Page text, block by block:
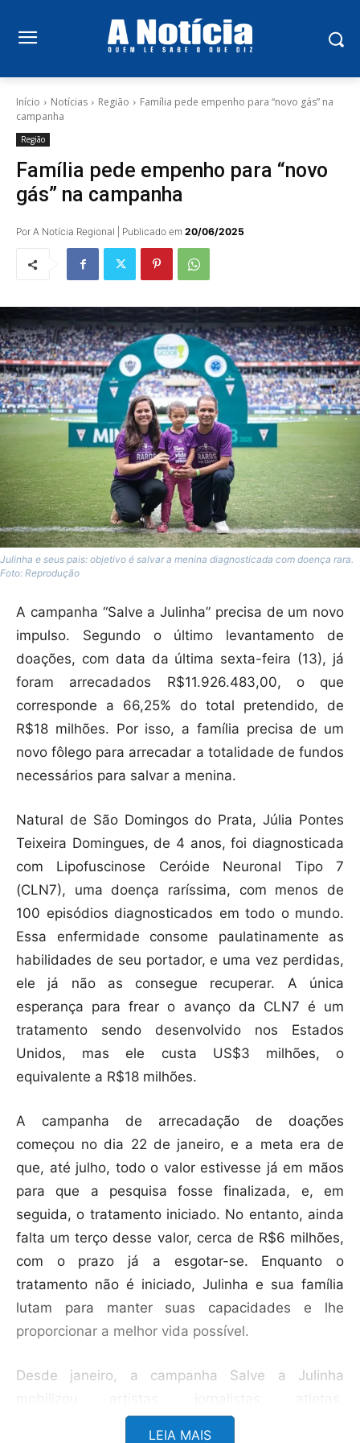
Início Notícias Região
Família pede empenho para “novo gás” na
campanha
Região
Família pede empenho para “novo
gás” na campanha
Por A Notícia Regional | Publicado em 20/06/2025
Julinha e seus pais: objetivo é salvar a menina diagnosticada com doença rara.
Foto: Reprodução
A campanha “Salve a Julinha” precisa de um novo
impulso. Segundo o último levantamento de
doações, com data da última sexta-feira (13), já
foram arrecadados R$11.926.483,00, o que
corresponde a 66,25% do total pretendido, de
R$18 milhões. Por isso, a família precisa de um
novo fôlego para arrecadar a totalidade de fundos
necessários para salvar a menina.
Natural de São Domingos do Prata, Júlia Pontes
Teixeira Domingues, de 4 anos, foi diagnosticada
com Lipofuscinose Ceróide Neuronal Tipo 7
(CLN7), uma doença raríssima, com menos de
100 episódios diagnosticados em todo o mundo.
Essa enfermidade consome paulatinamente as
habilidades de seu portador, e uma vez perdidas,
ele já não as consegue recuperar. A única
esperança para frear o avanço da CLN7 é um
tratamento sendo desenvolvido nos Estados
Unidos, mas ele custa US$3 milhões, o
equivalente a R$18 milhões.
A campanha de arrecadação de doações
começou no dia 22 de janeiro, e a meta era de
que, até julho, todo o valor estivesse já em mãos
para que a pesquisa fosse finalizada, e, em
seguida, o tratamento iniciado. No entanto, ainda
falta um terço desse valor, cerca de R$6 milhões,
com o prazo já a esgotar-se. Enquanto o
tratamento não é iniciado, Julinha e sua família
lutam para manter suas capacidades e lhe
proporcionar a melhor vida possível.
Desde janeiro, a campanha Salve a Julinha
influenciadores digitais, políticos e um sem-
LEIA MAIS